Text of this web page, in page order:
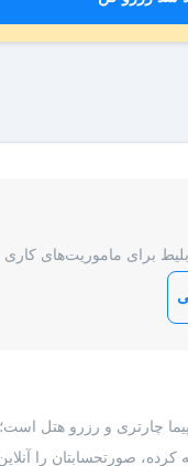
برای ماموریت‌های کاری
چارتری و رزرو هتل
کرده، صورتحسابتان را